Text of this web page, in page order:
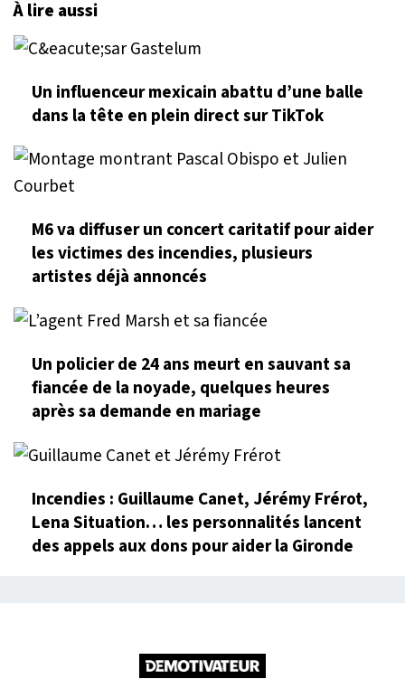
À lire aussi
Un influenceur mexicain abattu d’une balle
dans la tête en plein direct sur TikTok
M6 va diffuser un concert caritatif pour aider
les victimes des incendies, plusieurs
artistes déjà annoncés
Un policier de 24 ans meurt en sauvant sa
fiancée de la noyade, quelques heures
après sa demande en mariage
Incendies : Guillaume Canet, Jérémy Frérot,
Lena Situation… les personnalités lancent
des appels aux dons pour aider la Gironde